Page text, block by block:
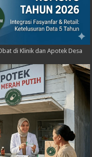
di Klinik dan Apotek Desa